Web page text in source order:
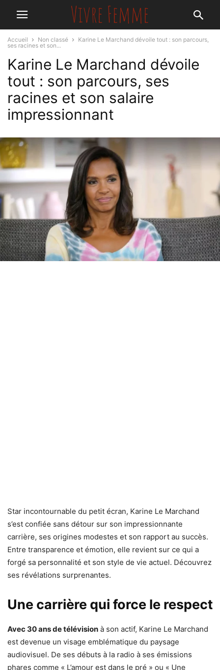
Accueil Non classé
Karine Le Marchand dévoile tout : son parcours,
ses racines et son...
Karine Le Marchand dévoile
tout : son parcours, ses
racines et son salaire
impressionnant
Star incontournable du petit écran, Karine Le Marchand
s’est confiée sans détour sur son impressionnante
carrière, ses origines modestes et son rapport au succès.
Entre transparence et émotion, elle revient sur ce qui a
forgé sa personnalité et son style de vie actuel. Découvrez
ses révélations surprenantes.
Une carrière qui force le respect
Avec 30 ans de télévision à son actif, Karine Le Marchand
est devenue un visage emblématique du paysage
audiovisuel. De ses débuts à la radio à ses émissions
phares comme « L’amour est dans le pré » ou « Une